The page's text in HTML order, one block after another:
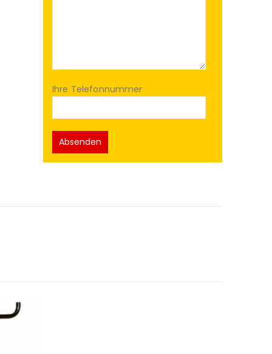
Ihre Telefonnummer